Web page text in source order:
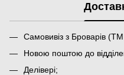
Самовивіз з Броварів
Новою поштою до
Делівері;